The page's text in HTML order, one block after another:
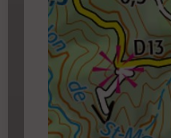
zoom 14)